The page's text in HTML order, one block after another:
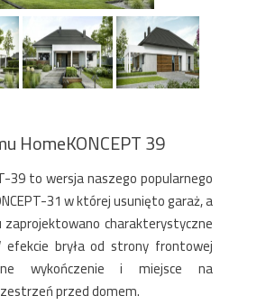
HomeKONCEPT 39
39 to wersja naszego popularnego
31 w której usunięto garaż, a
zaprojektowano charakterystyczne
efekcie bryła od strony frontowej
wykończenie i miejsce na
przed domem.